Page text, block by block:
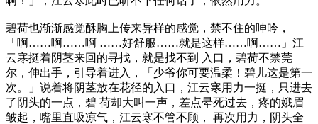
碧荷也渐渐感觉酥胸上传来异样的感觉，禁不住的呻吟，
「啊……啊……啊 ……好舒服……就是这样……啊……」江
云寒挺着阴茎来回的寻找，就是找不到 入口，碧荷不禁莞
尔，伸出手，引导着进入，「少爷你可要温柔！碧儿这是第一
次。」说着将阴茎放在花径的入口，江云寒用力一挺，只进去
了阴头的一点，碧 荷却大叫一声，差点晕死过去，疼的娥眉
皱起，嘴里直吸凉气，江云寒不管不顾， 再次用力，阴头全